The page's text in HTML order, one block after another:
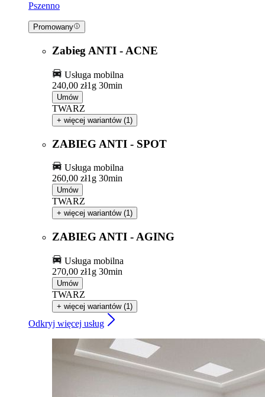
Pszenno
Promowany
Zabieg ANTI - ACNE
Usługa mobilna
240,00 zł1g 30min
Umów
TWARZ
+ więcej wariantów (1)
ZABIEG ANTI - SPOT
Usługa mobilna
260,00 zł1g 30min
Umów
TWARZ
+ więcej wariantów (1)
ZABIEG ANTI - AGING
Usługa mobilna
270,00 zł1g 30min
Umów
TWARZ
+ więcej wariantów (1)
Odkryj więcej usług